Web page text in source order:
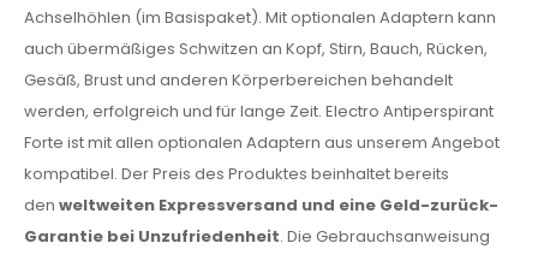
Achselhöhlen (im Basispaket). Mit optionalen Adaptern kann
auch übermäßiges Schwitzen an Kopf, Stirn, Bauch, Rücken,
Gesäß, Brust und anderen Körperbereichen behandelt
werden, erfolgreich und für lange Zeit. Electro Antiperspirant
Forte ist mit allen optionalen Adaptern aus unserem Angebot
kompatibel. Der Preis des Produktes beinhaltet bereits
den weltweiten Expressversand und eine Geld-zurück-
Garantie bei Unzufriedenheit. Die Gebrauchsanweisung